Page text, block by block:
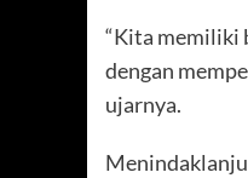
“Kita memiliki
dengan
ujarnya.